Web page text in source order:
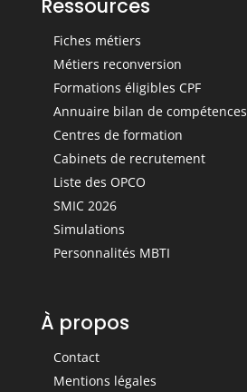
Ressources
Fiches métiers
Métiers reconversion
Formations éligibles CPF
Annuaire bilan de compétences
Centres de formation
Cabinets de recrutement
Liste des OPCO
SMIC 2026
Simulations
Personnalités MBTI
À propos
Contact
Mentions légales